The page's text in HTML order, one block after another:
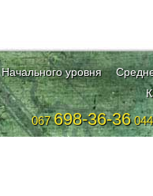
Начального уровня
067698-36-36